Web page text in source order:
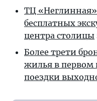
ТЦ
бесплатных
центра столицы
Более трети
жилья в первом
поездки